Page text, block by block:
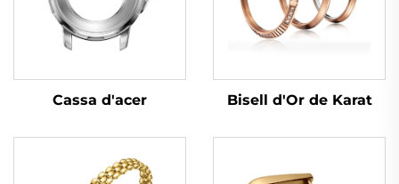
Cassa d'acer Bisell d'Or de Karat